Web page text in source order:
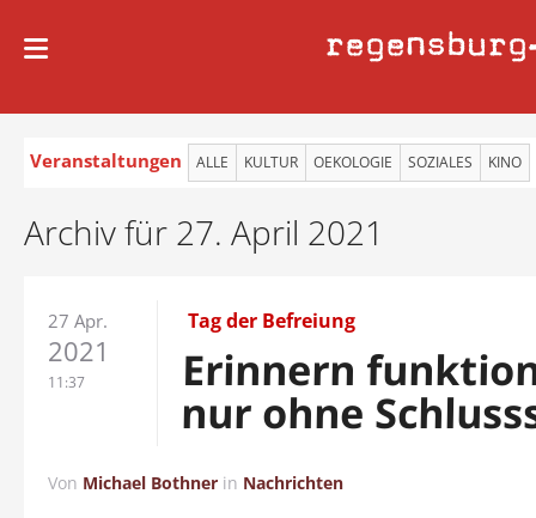
regensburg
Veranstaltungen ALLE KULTUR OEKOLOGIE SOZIALES KINO
Archiv für 27. April 2021
27 Apr.
2021
11:37
Tag der Befreiung
Erinnern
nur ohne
Von Michael Bothner in Nachrichten